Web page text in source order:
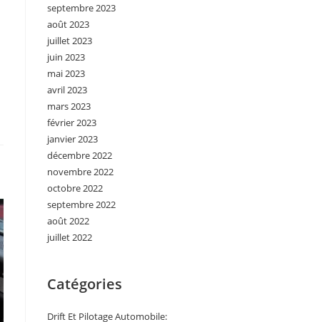
septembre 2023
août 2023
juillet 2023
juin 2023
mai 2023
avril 2023
mars 2023
février 2023
janvier 2023
décembre 2022
novembre 2022
octobre 2022
septembre 2022
août 2022
juillet 2022
Catégories
Drift Et Pilotage Automobile: